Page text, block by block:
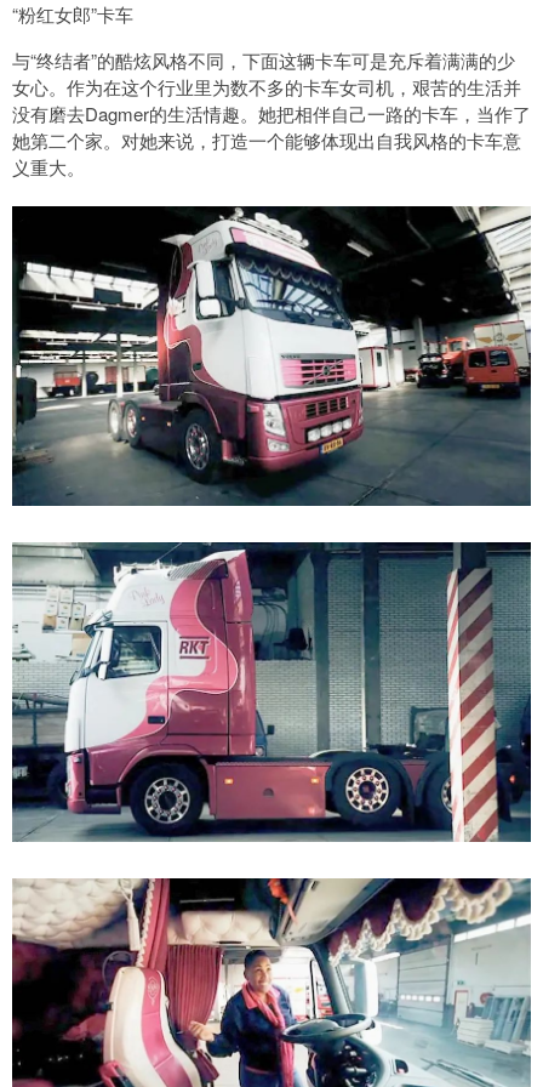
“粉红女郎”卡车
与“终结者”的酷炫风格不同，下面这辆卡车可是充斥着满满的少
女心。作为在这个行业里为数不多的卡车女司机，艰苦的生活并
没有磨去Dagmer的生活情趣。她把相伴自己一路的卡车，当作了
她第二个家。对她来说，打造一个能够体现出自我风格的卡车意
义重大。